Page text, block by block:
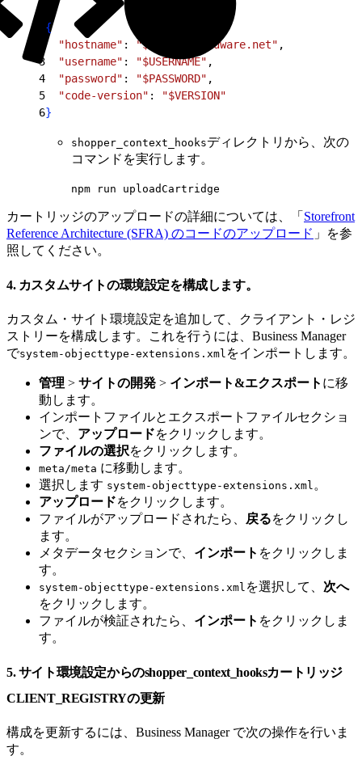
{
  "hostname"
: "$HOST.demandware.net" ,
3
  "username"
: "$USERNAME" ,
4
  "password"
: "$PASSWORD" ,
5
  "code-version"
:
"$VERSION"
6}
shopper_context_hooksディレクトリから、次の
コマンドを実行します。
npm run uploadCartridge
カートリッジのアップロードの詳細については、「 Storefront
Reference Architecture (SFRA) のコードのアップロード 」を参
照してください。
4. カスタムサイトの環境設定を構成します。
カスタム・サイト環境設定を追加して、クライアント・レジ
ストリーを構成します。これを行うには、Business Manager
でsystem-objecttype-extensions.xml をインポートします。
管理 > サイトの開発 > インポート&エクスポート に移
動します。
インポートファイルとエクスポートファイルセクショ
ンで、 アップロードをクリックします。
ファイルの選択をクリックします。
meta/meta に移動します。
選択します system-objecttype-extensions.xml 。
アップロードをクリックします。
ファイルがアップロードされたら、 戻るをクリックし
ます。
メタデータセクションで、 インポート をクリックしま
す。
system-objecttype-extensions.xml を選択して、 次へ
をクリックします。
ファイルが検証されたら、 インポート をクリックしま
す。
5. サイト環境設定からのshopper_context_hooksカートリッジ
CLIENT_REGISTRYの更新
構成を更新するには、Business Manager で次の操作を行いま
す。